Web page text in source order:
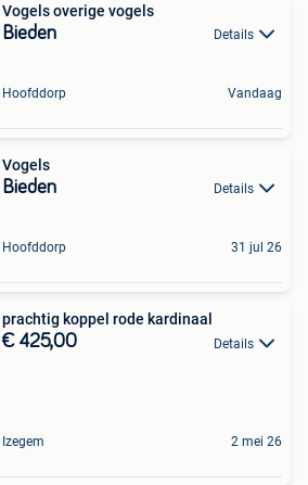
Vogels overige vogels
Bieden Details
Hoofddorp Vandaag
Vogels
Bieden Details
Hoofddorp 31 jul 26
prachtig koppel rode kardinaal
€ 425,00 Details
Izegem 2 mei 26